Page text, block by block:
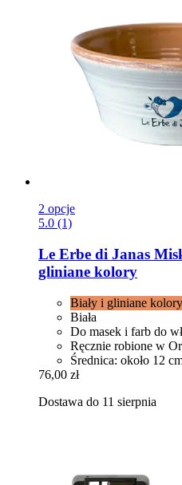
2 opcje
5.0 (1)
Le Erbe di Janas
gliniane kolory
Biały i gliniane kolory
Biała
Do masek i farb do
Ręcznie robione w
Średnica: około 12
76,00 zł
Dostawa do 11 sierpnia